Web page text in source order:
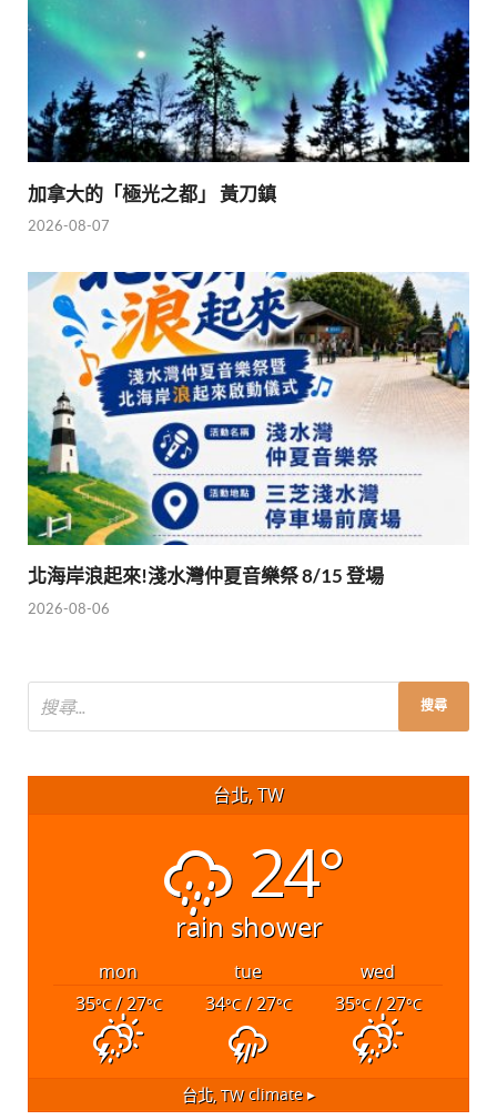
加拿大的「極光之都」 黃刀鎮
2026-08-07
北海岸浪起來!淺水灣仲夏音樂祭 8/15 登場
2026-08-06
台北, TW
24°
rain shower
mon tue
wed
35°C/ 27°C 34°C/ 27°C 35°C/ 27°C
台北, TWclimate ▸